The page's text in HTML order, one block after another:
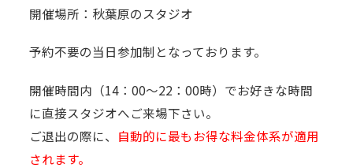
開催場所：秋葉原のスタジオ
予約不要の当日参加制となっております。
開催時間内（14：00～22：00時）でお好きな時間
に直接スタジオへご来場下さい。
ご退出の際に、
自動的に最もお得な料金体系が適用
されます。